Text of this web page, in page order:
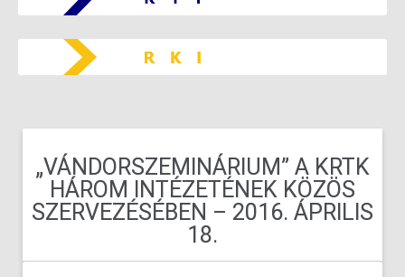
„VÁNDORSZEMINÁRIUM” A KRTK
HÁROM INTÉZETÉNEK KÖZÖS
SZERVEZÉSÉBEN – 2016. ÁPRILIS
18.